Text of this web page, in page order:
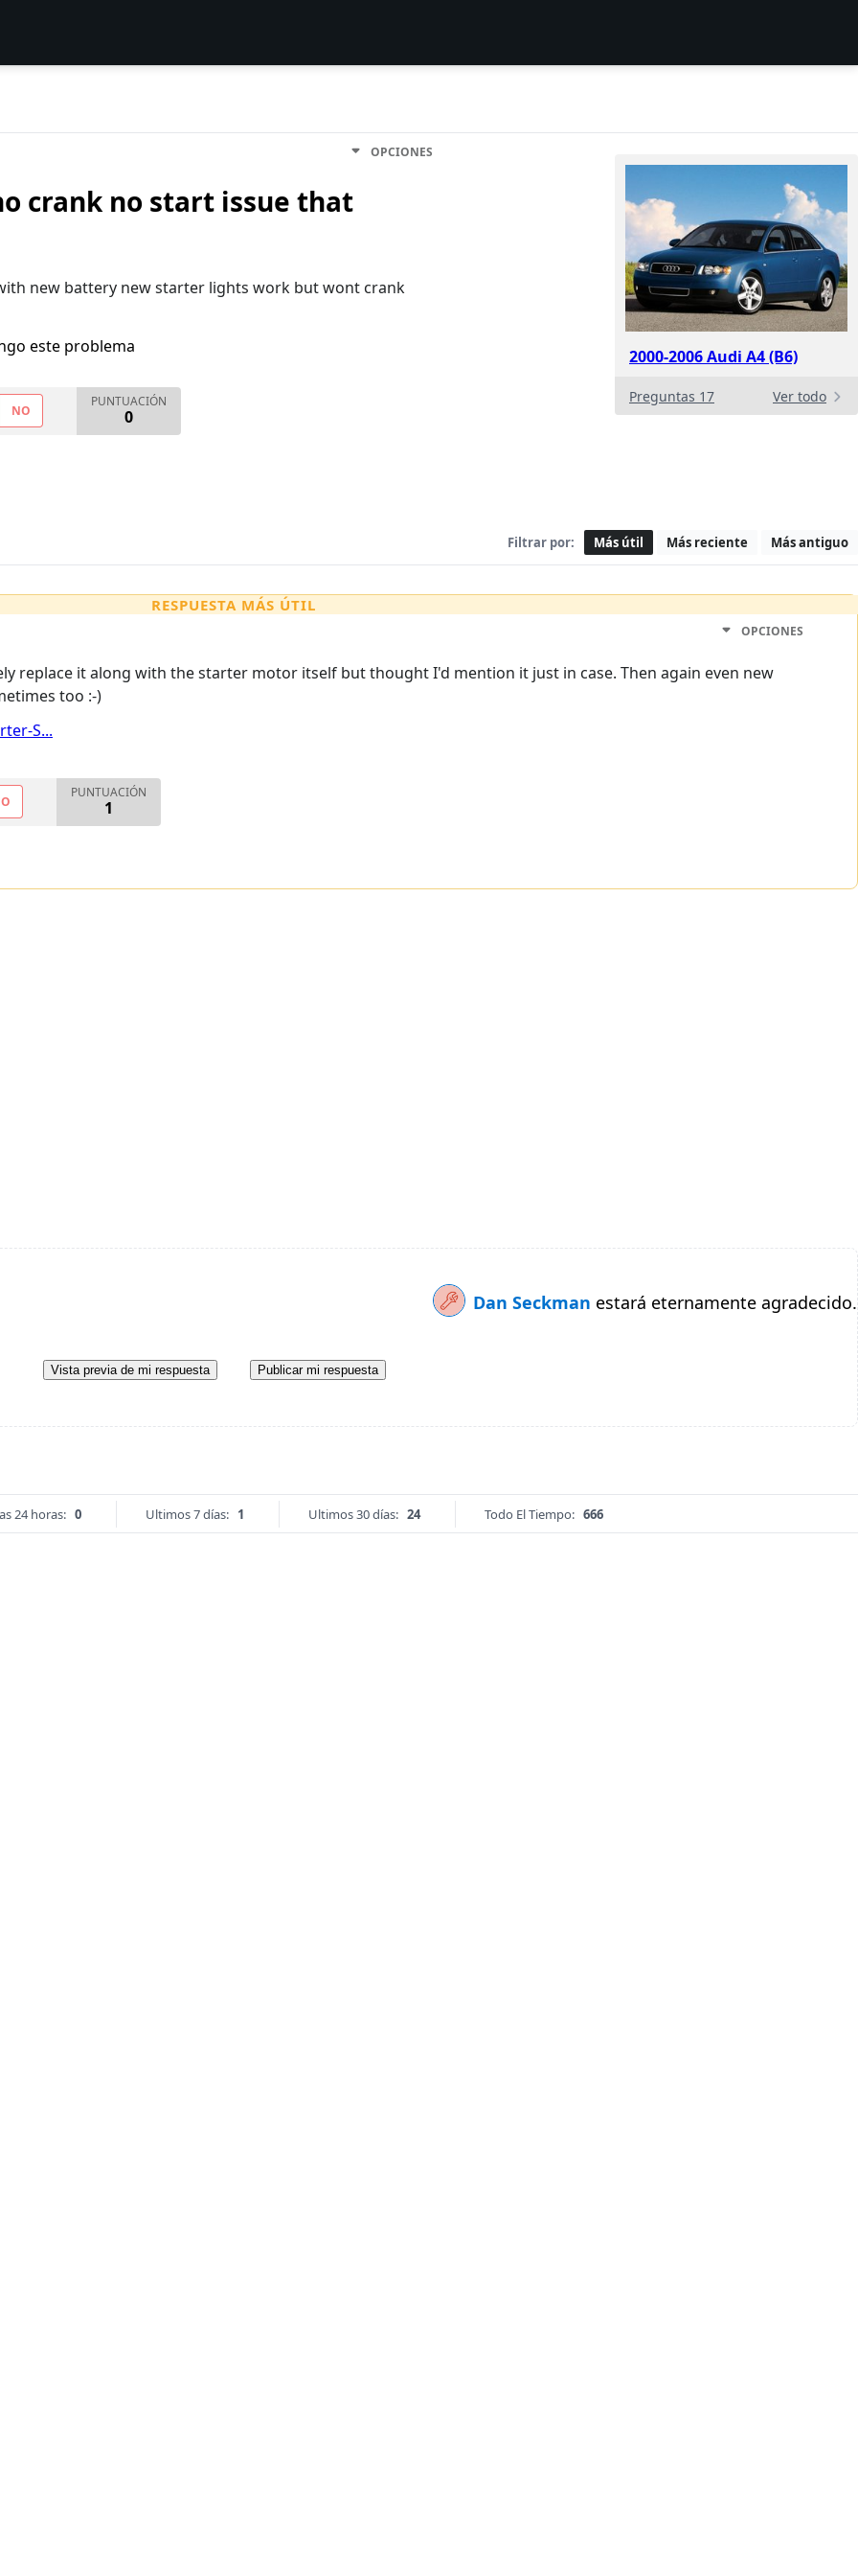
2000-2006 Audi A4 (B6)
Preguntas 17 Ver todo
OPCIONES
crank no start issue that
new battery new starter lights work but wont crank
este problema
NO
PUNTUACIÓN
0
Filtrar por: Más útil Más reciente Más antiguo
RESPUESTA MÁS ÚTIL
OPCIONES
replace it along with the starter motor itself but thought I'd mention it just in case. Then again even new
too :-)
S...
PUNTUACIÓN
1
Dan Seckman estará eternamente agradecido.
Vista previa de mi respuesta Publicar mi respuesta
24 horas: 0 Ultimos 7 días: 1 Ultimos 30 días: 24 Todo El Tiempo: 666